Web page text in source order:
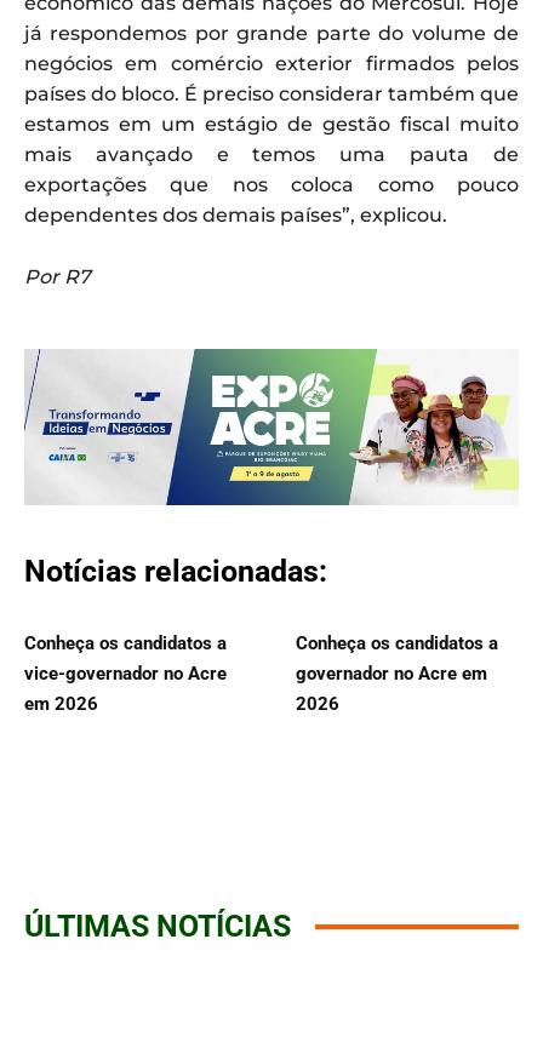
já respondemos por grande parte do volume de
negócios em comércio exterior firmados pelos
países do bloco. É preciso considerar também que
estamos em um estágio de gestão fiscal muito
mais avançado e temos uma pauta de
exportações que nos coloca como pouco
dependentes dos demais países”, explicou.
Por R7
Notícias relacionadas:
Conheça os candidatos a
vice-governador no Acre
em 2026
Conheça os candidatos a
governador no Acre em
2026
ÚLTIMAS NOTÍCIAS